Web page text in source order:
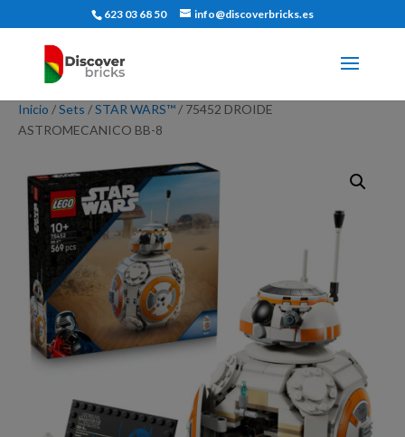
623 03 68 50 info@discoverbricks.es
Inicio /Sets /STAR WARS™ / 75452 DROIDE
ASTROMECANICO BB-8